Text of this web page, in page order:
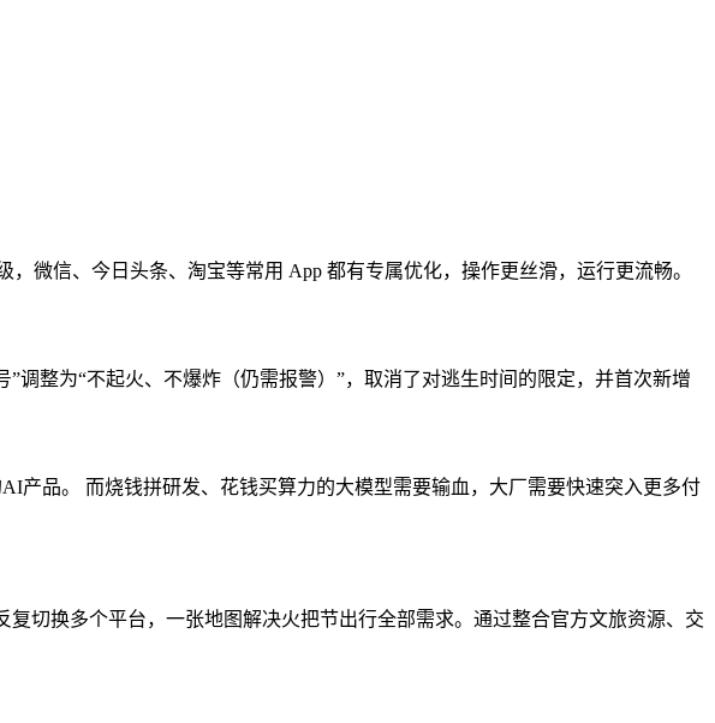
微信、今日头条、淘宝等常用 App 都有专属优化，操作更丝滑，运行更流畅。
整为“不起火、不爆炸（仍需报警）”，取消了对逃生时间的限定，并首次新增
产品。 而烧钱拼研发、花钱买算力的大模型需要输血，大厂需要快速突入更多付
切换多个平台，一张地图解决火把节出行全部需求。通过整合官方文旅资源、交